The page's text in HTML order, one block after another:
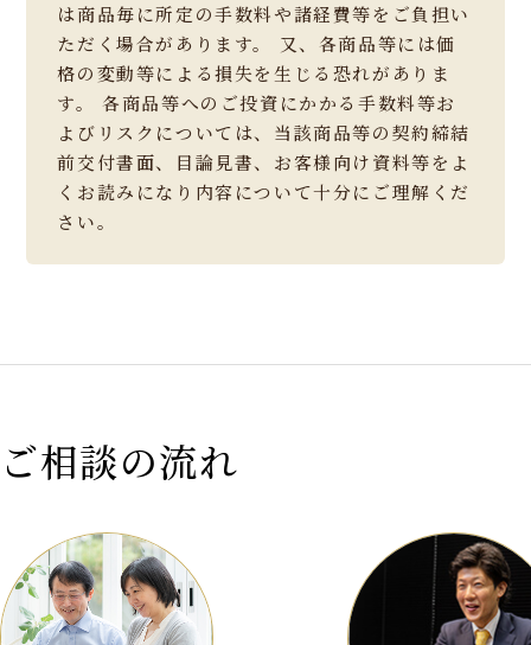
は商品毎に所定の手数料や諸経費等をご負担い
ただく場合があります。 又、各商品等には価
格の変動等による損失を生じる恐れがありま
す。 各商品等へのご投資にかかる手数料等お
よびリスクについては、当該商品等の契約締結
前交付書面、目論見書、お客様向け資料等をよ
くお読みになり内容について十分にご理解くだ
さい。
ご相談の流れ